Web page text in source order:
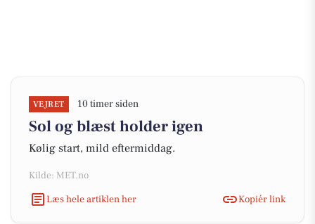
VEJRET 10 timer siden
Sol og blæst holder igen
Kølig start, mild eftermiddag.
Kilde: MET.no
Læs hele artiklen her
Kopiér link